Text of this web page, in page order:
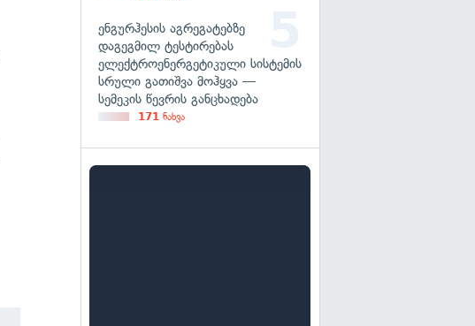
ენგურჰესის აგრეგატებზე
დაგეგმილ ტესტირებას
ელექტროენერგეტიკული სისტემის
სრული გათიშვა მოჰყვა —
სემეკის წევრის განცხადება
171 ნახვა